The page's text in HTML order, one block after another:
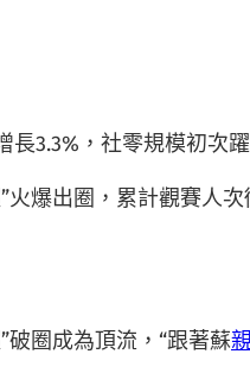
3.3%，社零規模初次
火爆出圈，累計觀賽人
圈成為頂流，“跟著蘇